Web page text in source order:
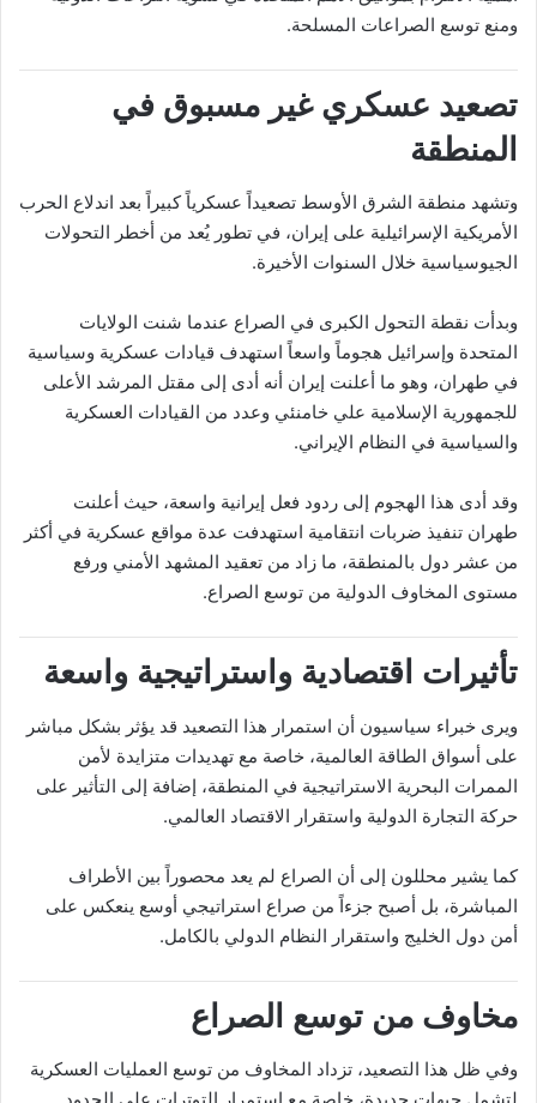
ومنع توسع الصراعات المسلحة.
تصعيد عسكري غير مسبوق في
المنطقة
وتشهد منطقة الشرق الأوسط تصعيداً عسكرياً كبيراً بعد اندلاع الحرب
الأمريكية الإسرائيلية على إيران، في تطور يُعد من أخطر التحولات
الجيوسياسية خلال السنوات الأخيرة.
وبدأت نقطة التحول الكبرى في الصراع عندما شنت الولايات
المتحدة وإسرائيل هجوماً واسعاً استهدف قيادات عسكرية وسياسية
في طهران، وهو ما أعلنت إيران أنه أدى إلى مقتل المرشد الأعلى
للجمهورية الإسلامية علي خامنئي وعدد من القيادات العسكرية
والسياسية في النظام الإيراني.
وقد أدى هذا الهجوم إلى ردود فعل إيرانية واسعة، حيث أعلنت
طهران تنفيذ ضربات انتقامية استهدفت عدة مواقع عسكرية في أكثر
من عشر دول بالمنطقة، ما زاد من تعقيد المشهد الأمني ورفع
مستوى المخاوف الدولية من توسع الصراع.
تأثيرات اقتصادية واستراتيجية واسعة
ويرى خبراء سياسيون أن استمرار هذا التصعيد قد يؤثر بشكل مباشر
على أسواق الطاقة العالمية، خاصة مع تهديدات متزايدة لأمن
الممرات البحرية الاستراتيجية في المنطقة، إضافة إلى التأثير على
حركة التجارة الدولية واستقرار الاقتصاد العالمي.
كما يشير محللون إلى أن الصراع لم يعد محصوراً بين الأطراف
المباشرة، بل أصبح جزءاً من صراع استراتيجي أوسع ينعكس على
أمن دول الخليج واستقرار النظام الدولي بالكامل.
مخاوف من توسع الصراع
وفي ظل هذا التصعيد، تزداد المخاوف من توسع العمليات العسكرية